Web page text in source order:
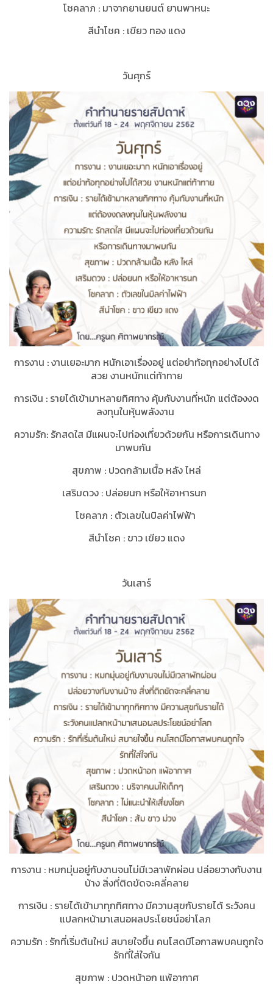
โชคลาภ : มาจากยานยนต์ ยานพาหนะ
สีนำโชค : เขียว ทอง แดง
วันศุกร์
การงาน :งานเยอะมาก หนักเอาเรื่องอยู่ แต่อย่าท้อทุกอย่างไปได้
สวย งานหนักแต่ท้าทาย
การเงิน : รายได้เข้ามาหลายทิศทาง คุ้มกับงานที่หนัก แต่ต้องงด
ลงทุนในหุ้นพลังงาน
ความรัก:รักสดใส มีแผนจะไปท่องเที่ยวด้วยกัน หรือการเดินทาง
มาพบกัน
สุขภาพ : ปวดกล้ามเนื้อ หลัง ไหล่
เสริมดวง :ปล่อยนก หรือให้อาหารนก
โชคลาภ :ตัวเลขในบิลค่าไฟฟ้า
สีนำโชค : ขาว เขียว แดง
วันเสาร์
การงาน : หมกมุ่นอยู่กับงานจนไม่มีเวลาพักผ่อน ปล่อยวางกับงาน
บ้าง สิ่งที่ติดขัดจะคลี่คลาย
การเงิน :รายได้เข้ามาทุกทิศทาง มีความสุขกับรายได้ ระวังคน
แปลกหน้ามาเสนอผลประโยชน์อย่าโลภ
ความรัก :รักที่เริ่มต้นใหม่ สบายใจขึ้น คนโสดมีโอกาสพบคนถูกใจ
รักที่ใส่ใจกัน
สุขภาพ :ปวดหน้าอก แพ้อากาศ